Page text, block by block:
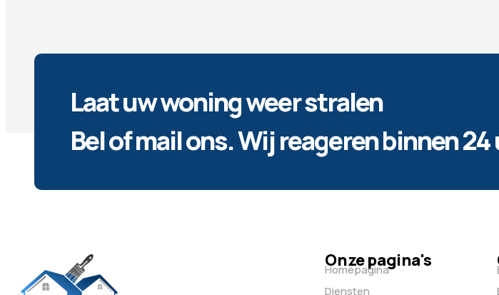
Laat uw woning weer stralen
Bel of mail ons. Wij reageren binnen
Onze pagina's
Homepagina
Diensten